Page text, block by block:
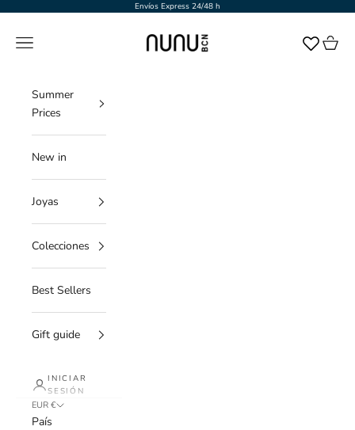
Envíos Express 24/48 h
NUNU BARCELONA
Menú Cesta
Summer
Prices
New in
Joyas
Colecciones
Best Sellers
Gift guide
INICIAR
SESIÓN
EUR €
País